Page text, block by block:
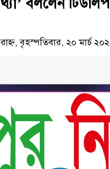
বৃহস্পতিবার, ২০ মার্চ